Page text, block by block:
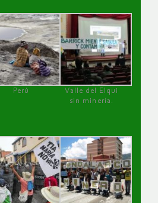
Perú
Valle del Elqui
sin minería.